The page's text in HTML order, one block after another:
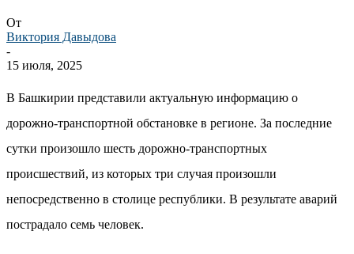
От
Виктория Давыдова
-
15 июля, 2025
В Башкирии представили актуальную информацию о
дорожно-транспортной обстановке в регионе. За последние
сутки произошло шесть дорожно-транспортных
происшествий, из которых три случая произошли
непосредственно в столице республики. В результате аварий
пострадало семь человек.